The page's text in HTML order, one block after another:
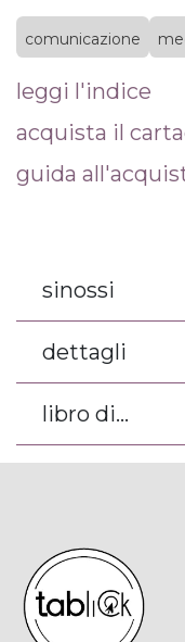
comunicazione
leggi l'indice
acquista il
guida
sinossi
dettagli
libro di...